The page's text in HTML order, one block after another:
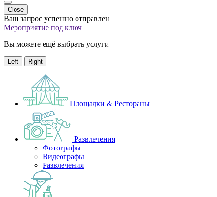
Close
Ваш запрос успешно отправлен
Мероприятие под ключ
Вы можете ещё выбрать услуги
Left Right
Площадки & Рестораны
Развлечения
Фотографы
Видеографы
Развлечения